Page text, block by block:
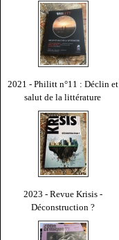
2021 - Philitt n°11 : Déclin et
salut de la littérature
2023 - Revue Krisis -
Déconstruction ?